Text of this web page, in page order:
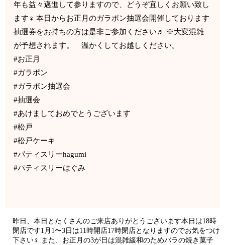
年も益々邁進して参りますので、どうぞ宜しくお願い致し
ます‍♀️ 本日からお正月のガラポン抽選会開催しております
抽選券をお持ちの方は是非ご参加ください♬ ※大変混雑
が予想されます。 温かくしてお越しください。
#お正月
#ガラポン
#ガラポン抽選会
#抽選会
#あけましておめでとうございます
#松戸
#松戸ケーキ
#パティスリーhagumi
#パティスリーはぐみ
昨日、本日とたくさんのご来店ありがとうございます本日は18時
閉店です1月1〜3日は11時開店17時閉店となりますのでお気をつけ
下さい‍♀️ また、お正月の3が日は混雑緩和のためバラの焼き菓子